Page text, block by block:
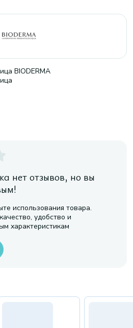
BIODERMA
нет отзывов, но вы
использования товара.
удобство и
характеристикам